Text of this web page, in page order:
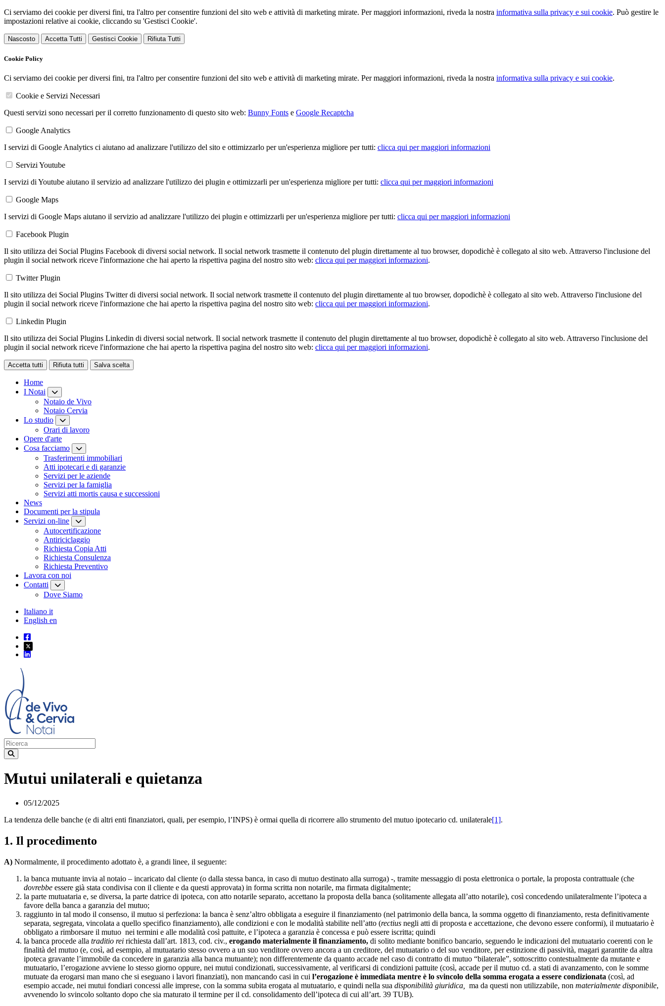
Ci serviamo dei cookie per diversi fini, tra l'altro per consentire funzioni del sito web e attività di marketing mirate. Per maggiori informazioni, riveda la nostra informativa sulla privacy e sui cookie. Può gestire le
impostazioni relative ai cookie, cliccando su 'Gestisci Cookie'.
Nascosto Accetta Tutti Gestisci Cookie Rifiuta Tutti
Cookie Policy
Ci serviamo dei cookie per diversi fini, tra l'altro per consentire funzioni del sito web e attività di marketing mirate. Per maggiori informazioni, riveda la nostra informativa sulla privacy e sui cookie.
Cookie e Servizi Necessari
Questi servizi sono necessari per il corretto funzionamento di questo sito web: Bunny Fonts e Google Recaptcha
Google Analytics
I servizi di Google Analytics ci aiutano ad analizzare l'utilizzo del sito e ottimizzarlo per un'esperienza migliore per tutti: clicca qui per maggiori informazioni
Servizi Youtube
I servizi di Youtube aiutano il servizio ad analizzare l'utilizzo dei plugin e ottimizzarli per un'esperienza migliore per tutti: clicca qui per maggiori informazioni
Google Maps
I servizi di Google Maps aiutano il servizio ad analizzare l'utilizzo dei plugin e ottimizzarli per un'esperienza migliore per tutti: clicca qui per maggiori informazioni
Facebook Plugin
Il sito utilizza dei Social Plugins Facebook di diversi social network. Il social network trasmette il contenuto del plugin direttamente al tuo browser, dopodichè è collegato al sito web. Attraverso l'inclusione del
plugin il social network riceve l'informazione che hai aperto la rispettiva pagina del nostro sito web: clicca qui per maggiori informazioni.
Twitter Plugin
Il sito utilizza dei Social Plugins Twitter di diversi social network. Il social network trasmette il contenuto del plugin direttamente al tuo browser, dopodichè è collegato al sito web. Attraverso l'inclusione del
plugin il social network riceve l'informazione che hai aperto la rispettiva pagina del nostro sito web: clicca qui per maggiori informazioni.
Linkedin Plugin
Il sito utilizza dei Social Plugins Linkedin di diversi social network. Il social network trasmette il contenuto del plugin direttamente al tuo browser, dopodichè è collegato al sito web. Attraverso l'inclusione del
plugin il social network riceve l'informazione che hai aperto la rispettiva pagina del nostro sito web: clicca qui per maggiori informazioni.
Accetta tutti Rifiuta tutti Salva scelta
Home
I Notai
Notaio de Vivo
Notaio Cervia
Lo studio
Orari di lavoro
Opere d'arte
Cosa facciamo
Trasferimenti immobiliari
Atti ipotecari e di garanzie
Servizi per le aziende
Servizi per la famiglia
Servizi atti mortis causa e successioni
News
Documenti per la stipula
Servizi on-line
Autocertificazione
Antiriciclaggio
Richiesta Copia Atti
Richiesta Consulenza
Richiesta Preventivo
Lavora con noi
Contatti
Dove Siamo
Italiano it
English en
Mutui unilaterali e quietanza
05/12/2025
La tendenza delle banche (e di altri enti finanziatori, quali, per esempio, l’INPS) è ormai quella di ricorrere allo strumento del mutuo ipotecario cd. unilaterale[1].
1. Il procedimento
A) Normalmente, il procedimento adottato è, a grandi linee, il seguente:
la banca mutuante invia al notaio – incaricato dal cliente (o dalla stessa banca, in caso di mutuo destinato alla surroga) -, tramite messaggio di posta elettronica o portale, la proposta contrattuale (che
dovrebbe essere già stata condivisa con il cliente e da questi approvata) in forma scritta non notarile, ma firmata digitalmente;
la parte mutuataria e, se diversa, la parte datrice di ipoteca, con atto notarile separato, accettano la proposta della banca (solitamente allegata all’atto notarile), così concedendo unilateralmente l’ipoteca a
favore della banca a garanzia del mutuo;
raggiunto in tal modo il consenso, il mutuo si perfeziona: la banca è senz’altro obbligata a eseguire il finanziamento (nel patrimonio della banca, la somma oggetto di finanziamento, resta definitivamente
separata, segregata, vincolata a quello specifico finanziamento), alle condizioni e con le modalità stabilite nell’atto (rectius negli atti di proposta e accettazione, che devono essere conformi), il mutuatario è
obbligato a rimborsare il mutuo nei termini e alle modalità così pattuite, e l’ipoteca a garanzia è concessa e può essere iscritta; quindi
la banca procede alla traditio rei richiesta dall’art. 1813, cod. civ., erogando materialmente il finanziamento, di solito mediante bonifico bancario, seguendo le indicazioni del mutuatario coerenti con le
finalità del mutuo (e, così, ad esempio, al mutuatario stesso ovvero a un suo venditore ovvero ancora a un creditore, del mutuatario o del suo venditore, per estinzione di passività, magari garantite da altra
ipoteca gravante l’immobile da concedere in garanzia alla banca mutuante); non differentemente da quanto accade nel caso di contratto di mutuo “bilaterale”, sottoscritto contestualmente da mutante e
mutuatario, l’erogazione avviene lo stesso giorno oppure, nei mutui condizionati, successivamente, al verificarsi di condizioni pattuite (così, accade per il mutuo cd. a stati di avanzamento, con le somme
mutuate da erogarsi man mano che si eseguano i lavori finanziati), non mancando casi in cui l’erogazione è immediata mentre è lo svincolo della somma erogata a essere condizionata (così, ad
esempio accade, nei mutui fondiari concessi alle imprese, con la somma subita erogata al mutuatario, e quindi nella sua disponibilità giuridica, ma da questi non utilizzabile, non materialmente disponibile,
avvenendo lo svincolo soltanto dopo che sia maturato il termine per il cd. consolidamento dell’ipoteca di cui all’art. 39 TUB).